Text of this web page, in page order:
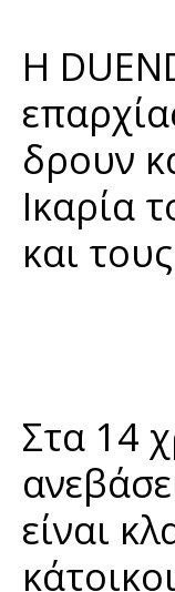
Η
δρουν
Ικαρία
και
Στα 14
είναι